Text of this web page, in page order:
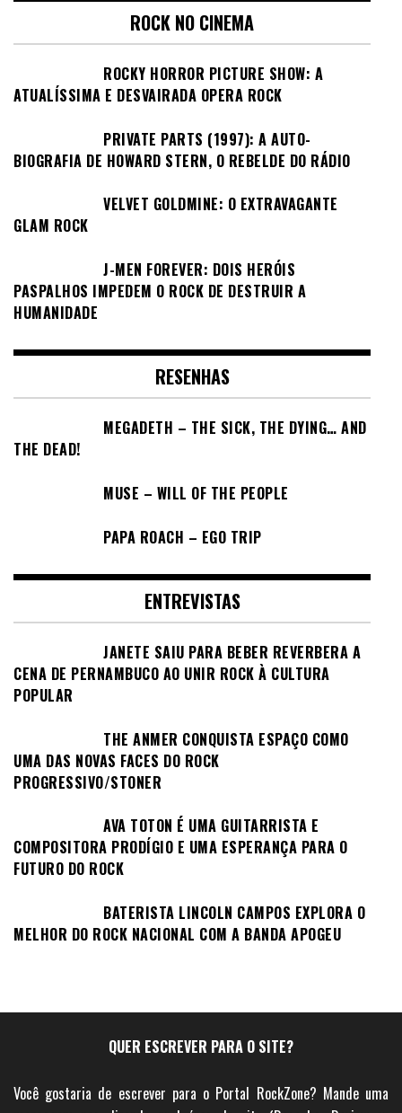
ROCK NO CINEMA
ROCKY HORROR PICTURE SHOW: A
ATUALÍSSIMA E DESVAIRADA OPERA ROCK
PRIVATE PARTS (1997): A AUTO-
BIOGRAFIA DE HOWARD STERN, O REBELDE DO RÁDIO
VELVET GOLDMINE: O EXTRAVAGANTE
GLAM ROCK
J-MEN FOREVER: DOIS HERÓIS
PASPALHOS IMPEDEM O ROCK DE DESTRUIR A
HUMANIDADE
RESENHAS
MEGADETH – THE SICK, THE DYING… AND
THE DEAD!
MUSE – WILL OF THE PEOPLE
PAPA ROACH – EGO TRIP
ENTREVISTAS
JANETE SAIU PARA BEBER REVERBERA A
CENA DE PERNAMBUCO AO UNIR ROCK À CULTURA
POPULAR
THE ANMER CONQUISTA ESPAÇO COMO
UMA DAS NOVAS FACES DO ROCK
PROGRESSIVO/STONER
AVA TOTON É UMA GUITARRISTA E
COMPOSITORA PRODÍGIO E UMA ESPERANÇA PARA O
FUTURO DO ROCK
BATERISTA LINCOLN CAMPOS EXPLORA O
MELHOR DO ROCK NACIONAL COM A BANDA APOGEU
QUER ESCREVER PARA O SITE?
Você gostaria de escrever para o Portal RockZone? Mande uma